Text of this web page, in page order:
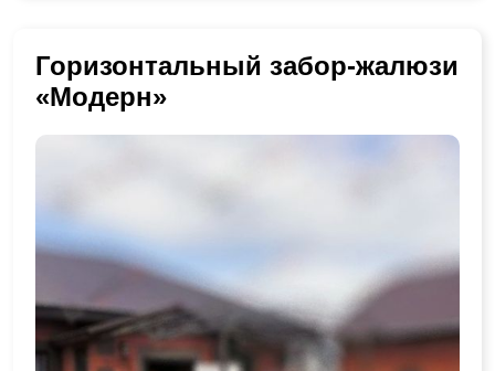
Горизонтальный забор-жалюзи
«Модерн»